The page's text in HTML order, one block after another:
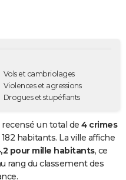
Vols et cambriolages
Violences et agressions
Drogues et stupéfiants
un total de 4 crimes
habitants. La ville affiche
pour mille habitants, ce
rang du classement des